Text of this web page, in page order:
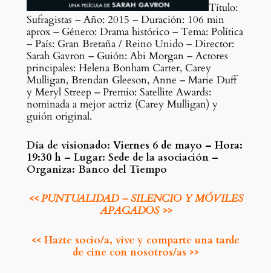
Título:
Sufragistas – Año: 2015 – Duración: 106 min
aprox – Género: Drama histórico – Tema: Política
– País: Gran Bretaña / Reino Unido – Director:
Sarah Gavron – Guión: Abi Morgan – Actores
principales: Helena Bonham Carter, Carey
Mulligan, Brendan Gleeson, Anne – Marie Duff
y Meryl Streep – Premio: Satellite Awards:
nominada a mejor actriz (Carey Mulligan) y
guión original.
Día de visionado: Viernes 6 de mayo – Hora:
19:30 h– Lugar: Sede de la asociación –
Organiza: Banco del Tiempo
<< PUNTUALIDAD – SILENCIO Y MÓVILES
APAGADOS >>
<< Hazte socio/a, vive y comparte una tarde
de cine con nosotros/as >>